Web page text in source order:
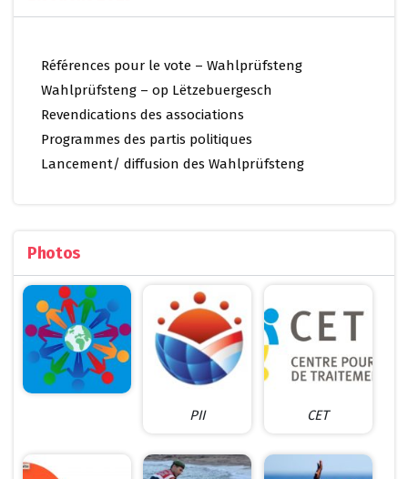
Références pour le vote – Wahlprüfsteng
Wahlprüfsteng – op Lëtzebuergesch
Revendications des associations
Programmes des partis politiques
Lancement/ diffusion des Wahlprüfsteng
Photos
PII CET